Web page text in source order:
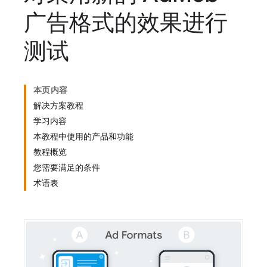
广告格式的效果进行
测试
本页内容
解决方案教程
学习内容
本教程中使用的产品和功能
教程概览
您需要满足的条件
术语表